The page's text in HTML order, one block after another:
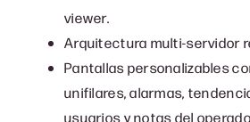
viewer.
Arquitectura multi-servidor
Pantallas personalizables
unifilares, alarmas,
usuarios y notas del